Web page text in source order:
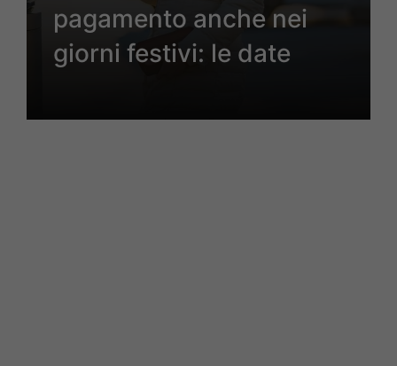
pagamento anche nei
giorni festivi: le date